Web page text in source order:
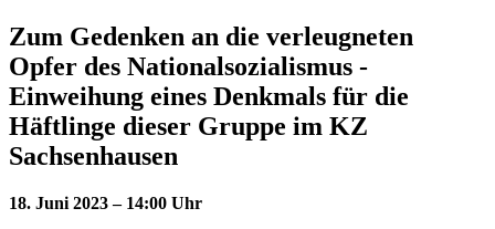
Zum Gedenken an die verleugneten
Opfer des Nationalsozialismus -
Einweihung eines Denkmals für die
Häftlinge dieser Gruppe im KZ
Sachsenhausen
18. Juni 2023 – 14:00 Uhr